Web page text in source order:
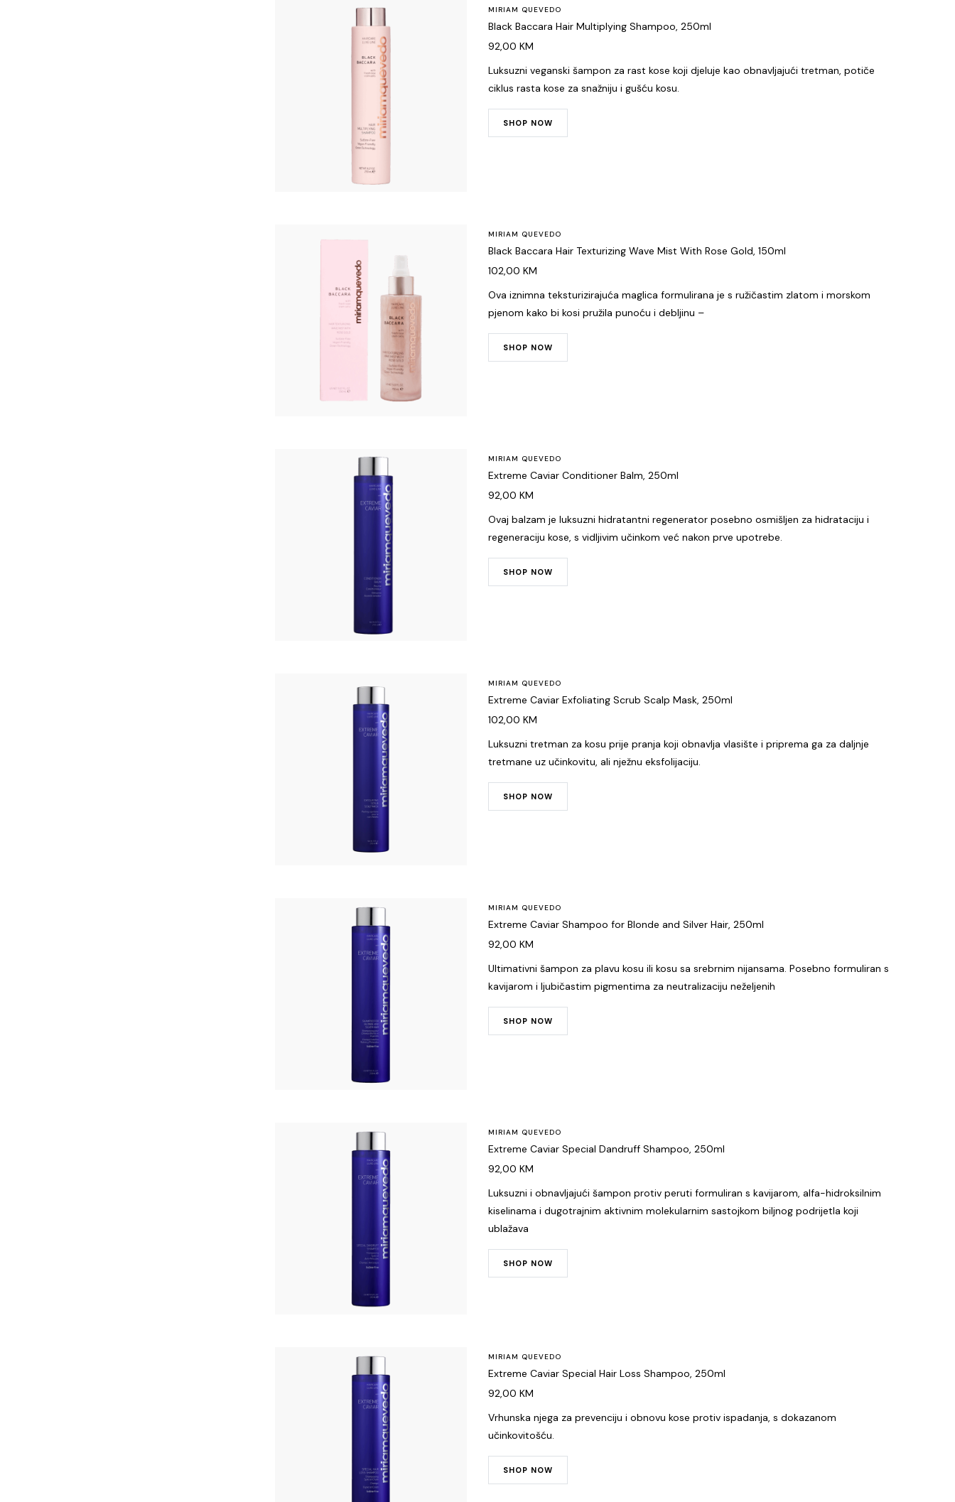
MIRIAM QUEVEDO
Black Baccara Hair Multiplying Shampoo, 250ml
92,00 KM
Luksuzni veganski šampon za rast kose koji djeluje kao obnavljajući tretman, potiče
ciklus rasta kose za snažniju i gušću kosu.
SHOP NOW
MIRIAM QUEVEDO
Black Baccara Hair Texturizing Wave Mist With Rose Gold, 150ml
102,00 KM
Ova iznimna teksturizirajuća maglica formulirana je s ružičastim zlatom i morskom
pjenom kako bi kosi pružila punoću i debljinu –
SHOP NOW
MIRIAM QUEVEDO
Extreme Caviar Conditioner Balm, 250ml
92,00 KM
Ovaj balzam je luksuzni hidratantni regenerator posebno osmišljen za hidrataciju i
regeneraciju kose, s vidljivim učinkom već nakon prve upotrebe.
SHOP NOW
MIRIAM QUEVEDO
Extreme Caviar Exfoliating Scrub Scalp Mask, 250ml
102,00 KM
Luksuzni tretman za kosu prije pranja koji obnavlja vlasište i priprema ga za daljnje
tretmane uz učinkovitu, ali nježnu eksfolijaciju.
SHOP NOW
MIRIAM QUEVEDO
Extreme Caviar Shampoo for Blonde and Silver Hair, 250ml
92,00 KM
Ultimativni šampon za plavu kosu ili kosu sa srebrnim nijansama. Posebno formuliran s
kavijarom i ljubičastim pigmentima za neutralizaciju neželjenih
SHOP NOW
MIRIAM QUEVEDO
Extreme Caviar Special Dandruff Shampoo, 250ml
92,00 KM
Luksuzni i obnavljajući šampon protiv peruti formuliran s kavijarom, alfa-hidroksilnim
kiselinama i dugotrajnim aktivnim molekularnim sastojkom biljnog podrijetla koji
ublažava
SHOP NOW
MIRIAM QUEVEDO
Extreme Caviar Special Hair Loss Shampoo, 250ml
92,00 KM
Vrhunska njega za prevenciju i obnovu kose protiv ispadanja, s dokazanom
učinkovitošću.
SHOP NOW